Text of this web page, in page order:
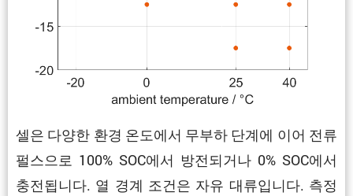
셀은 다양한 환경 온도에서 무부하 단계에 이어 전류
펄스으로 100% SOC에서 방전되거나 0% SOC에서
충전됩니다. 열 경계 조건은 자유 대류입니다. 측정